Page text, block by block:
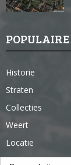
Historie
Straten
Collecties
Weert
Locatie
Weert in 365